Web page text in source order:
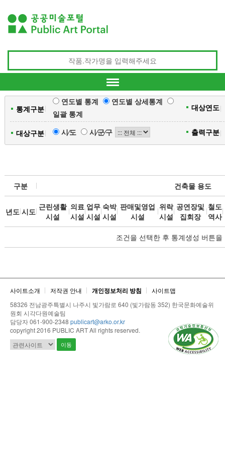
통계구분
연도별 통계
연도별 상세통계
일괄 통계
대상연도
대상구분 시⁄도 시⁄군⁄구 출력구분
구분 건축물 용도
년도 시도 근린생활
시설
의료
시설
업무
시설
숙박
시설
판매및영업
시설
위락
시설
공연장및
집회장
철도
역사
조건을 선택한 후 통계생성 버튼을
사이트소개 저작권 안내 개인정보처리 방침
사이트맵
58326 전남광주특별시 나주시 빛가람로 640 (빛가람동 352) 한국문화예술위
원회 시각다원예술팀
담당자 061-900-2348 publicart@arko.or.kr
copyright 2016 PUBLIC ART All rights reserved.
이동